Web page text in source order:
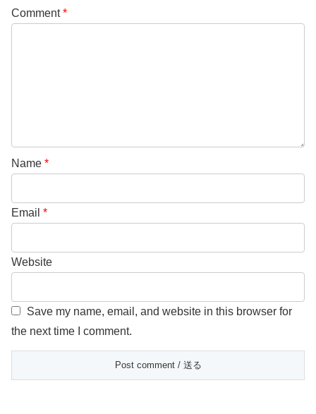
Comment*
Name *
Email *
Website
Save my name, email, and website in this browser for
the next time I comment.